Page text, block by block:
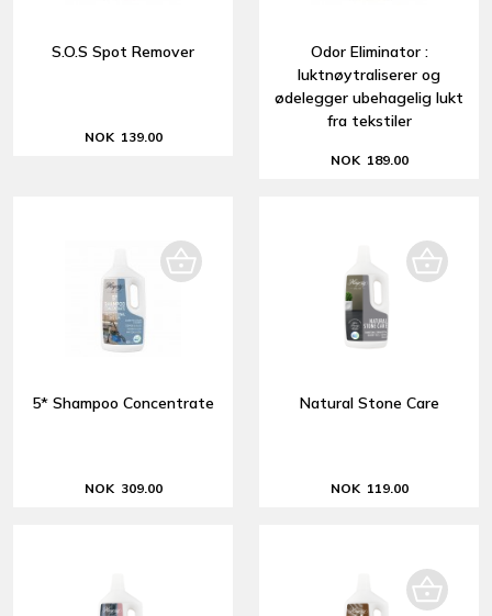
S.O.S Spot Remover
NOK 139.00
Odor Eliminator :
luktnøytraliserer og
ødelegger ubehagelig lukt
fra tekstiler
NOK 189.00
5* Shampoo Concentrate
NOK 309.00
Natural Stone Care
NOK 119.00